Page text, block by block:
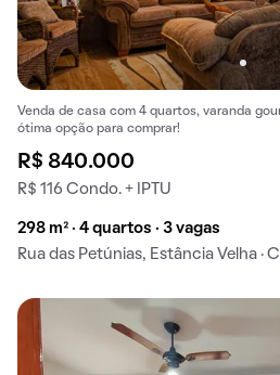
Venda de casa com 4 quartos, varanda
ótima opção para comprar!
R$ 840.000
R$ 116 Condo. + IPTU
298 m² · 4 quartos · 3 vagas
Rua das Petúnias, Estância Velha ·